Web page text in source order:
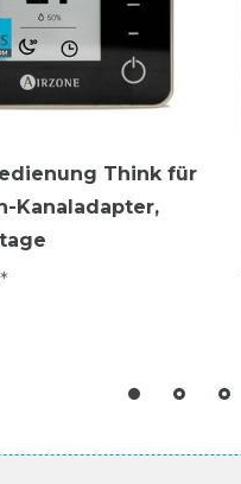
Think für
Kanaladapter,